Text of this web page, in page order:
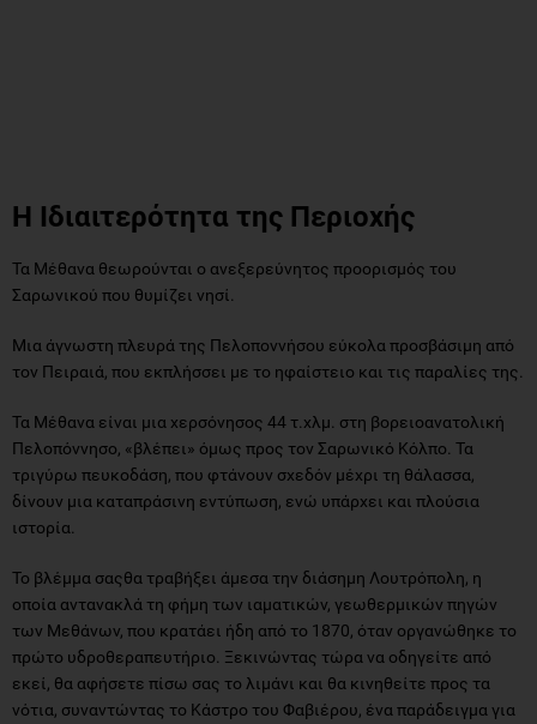
Η Ιδιαιτερότητα της Περιοχής
Τα Μέθανα θεωρούνται ο ανεξερεύνητος προορισμός του
Σαρωνικού που θυμίζει νησί.
Μια άγνωστη πλευρά της Πελοποννήσου εύκολα προσβάσιμη από
τον Πειραιά, που εκπλήσσει με το ηφαίστειο και τις παραλίες της.
Τα Μέθανα είναι μια χερσόνησος 44 τ.χλμ. στη βορειοανατολική
Πελοπόννησο, «βλέπει» όμως προς τον Σαρωνικό Κόλπο. Τα
τριγύρω πευκοδάση, που φτάνουν σχεδόν μέχρι τη θάλασσα,
δίνουν μια καταπράσινη εντύπωση, ενώ υπάρχει και πλούσια
ιστορία.
Το βλέμμα σαςθα τραβήξει άμεσα την διάσημη Λουτρόπολη, η
οποία αντανακλά τη φήμη των ιαματικών, γεωθερμικών πηγών
των Μεθάνων, που κρατάει ήδη από το 1870, όταν οργανώθηκε το
πρώτο υδροθεραπευτήριο. Ξεκινώντας τώρα να οδηγείτε από
εκεί, θα αφήσετε πίσω σας το λιμάνι και θα κινηθείτε προς τα
νότια, συναντώντας το Κάστρο του Φαβιέρου, ένα παράδειγμα για